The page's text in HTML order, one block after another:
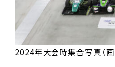
ディスクロージャーポ
免責事項
2024年大会時集合写真（